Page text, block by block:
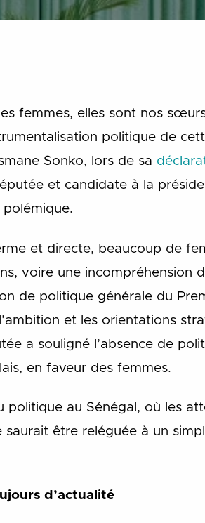
femmes, elles sont nos
politique de
Sonko, lors de sa
et candidate à la
polémique.
et directe, beaucoup de
voire une incompréhension
de politique générale du
et les orientations
a souligné l’absence de
en faveur des femmes.
politique au Sénégal, où les
être reléguée à un
d’actualité